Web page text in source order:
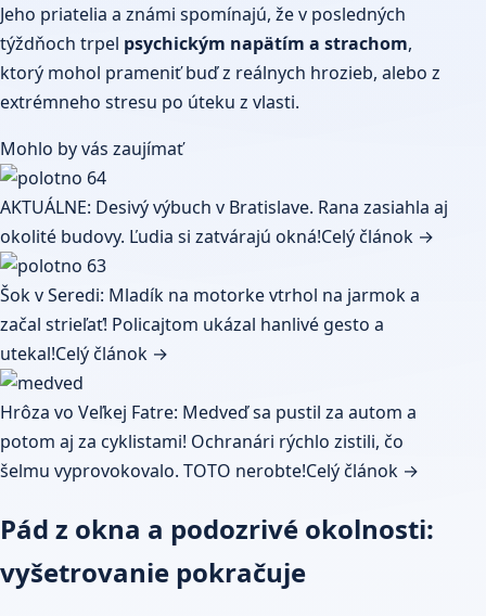
Jeho priatelia a známi spomínajú, že v posledných
týždňoch trpel psychickým napätím a strachom,
ktorý mohol prameniť buď z reálnych hrozieb, alebo z
extrémneho stresu po úteku z vlasti.
Mohlo by vás zaujímať
AKTUÁLNE: Desivý výbuch v Bratislave. Rana zasiahla aj
okolité budovy. Ľudia si zatvárajú okná!Celý článok →
Šok v Seredi: Mladík na motorke vtrhol na jarmok a
začal strieľať! Policajtom ukázal hanlivé gesto a
utekal!Celý článok →
Hrôza vo Veľkej Fatre: Medveď sa pustil za autom a
potom aj za cyklistami! Ochranári rýchlo zistili, čo
šelmu vyprovokovalo. TOTO nerobte!Celý článok →
Pád z okna a podozrivé okolnosti:
vyšetrovanie pokračuje